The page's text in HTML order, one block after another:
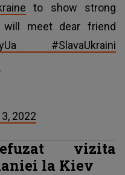
to show strong
meet dear friend
#SlavaUkraini
2022
vizita
la Kiev